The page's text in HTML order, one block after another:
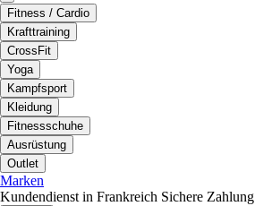
Fitness / Cardio
Krafttraining
CrossFit
Yoga
Kampfsport
Kleidung
Fitnessschuhe
Ausrüstung
Outlet
Marken
Kundendienst in Frankreich Sichere Zahlung